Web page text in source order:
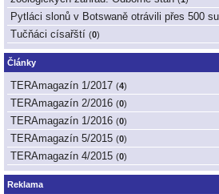
Pytláci slonů v Botswaně otrávili přes 500
Tučňáci císařští (0)
Články
TERAmagazín 1/2017 (4)
TERAmagazín 2/2016 (0)
TERAmagazín 1/2016 (0)
TERAmagazín 5/2015 (0)
TERAmagazín 4/2015 (0)
Reklama